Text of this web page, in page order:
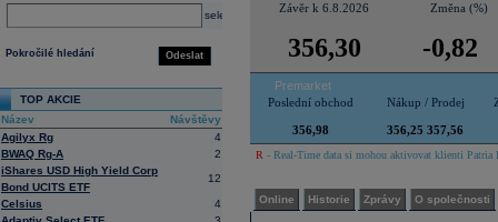
select
Odeslat
Pokročilé hledání
TOP AKCIE
Název
Návštěvy
Agilyx Rg
4
BWAQ Rg-A
2
iShares USD High Yield Corp
Bond UCITS ETF
12
Celsius
4
Závěr k 6.8.2026 Změna (%)
356,30 -0,82
Premarket
Poslední obchod
Nákup / Prodej
356,98 356,25 357,56
R - Real-Time data si mohou aktivovat klienti
Online Historie Zprávy O společnosti